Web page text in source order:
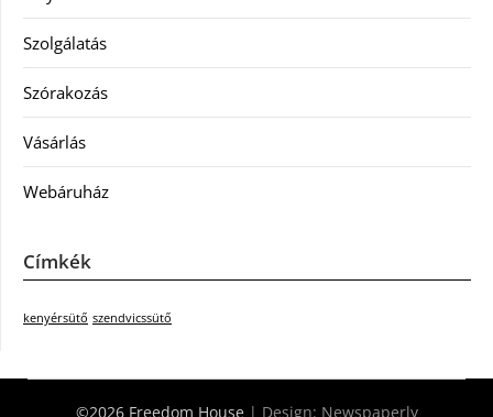
Szolgálatás
Szórakozás
Vásárlás
Webáruház
Címkék
kenyérsütő szendvicssütő
©2026 Freedom House | Design: Newspaperly